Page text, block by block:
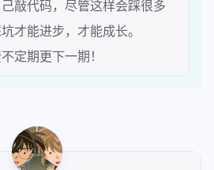
敲代码，尽管这样会踩很多
才能进步，才能成长。
定期更下一期！